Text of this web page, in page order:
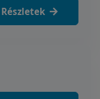
Részletek